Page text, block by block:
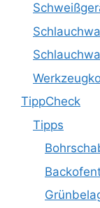
TippCheck
Tipps